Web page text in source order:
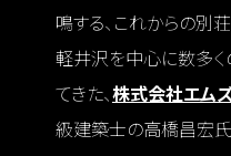
鳴する、これからの別
軽井沢を中心に数多く
てきた、株式会社エム
級建築士の高橋昌宏氏